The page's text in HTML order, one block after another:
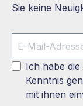
Sie keine
Ich habe die
Kenntnis
mit ihnen